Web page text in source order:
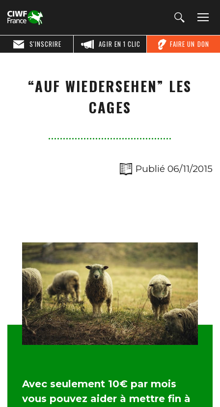
FAIRE UN DON
AGIR EN 1 CLIC
S'INSCRIRE
“AUF WIEDERSEHEN” LES
CAGES
Publié 06/11/2015
Avec seulement 10€ par mois
vous pouvez aider à mettre fin à